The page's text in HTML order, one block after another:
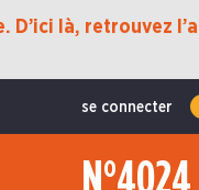
D’ici là, retrouvez
se connecter
N°4024